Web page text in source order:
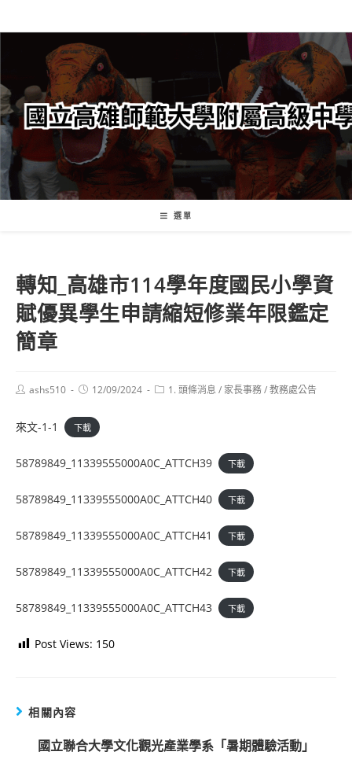
轉
要
內
容
選單
轉知_高雄市114學年度國民小學資
賦優異學生申請縮短修業年限鑑定
簡章
Postashs510
Post12/09/2024
Post1. 頭條消息 / 家長事務/教務處公告
來文-1-1 下載
58789849_11339555000A0C_ATTCH39 下載
58789849_11339555000A0C_ATTCH40 下載
58789849_11339555000A0C_ATTCH41 下載
58789849_11339555000A0C_ATTCH42 下載
58789849_11339555000A0C_ATTCH43 下載
Post Views: 150
相關內容
國立聯合大學文化觀光產業學系「暑期體驗活動」